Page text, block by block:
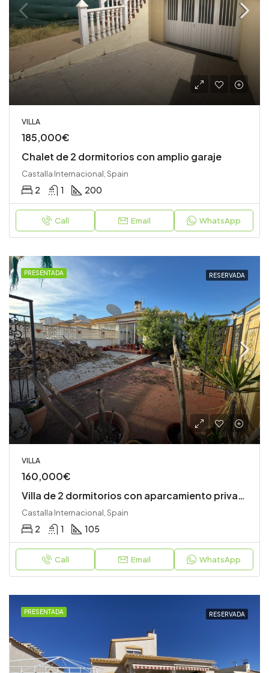
VILLA
185,000€
Chalet de 2 dormitorios con amplio garaje
Castalla Internacional, Spain
2 1 200
Call Email WhatsApp
PRESENTADA RESERVADA
VILLA
160,000€
Villa de 2 dormitorios con aparcamiento privado
Castalla Internacional, Spain
2 1 105
Call Email WhatsApp
PRESENTADA RESERVADA